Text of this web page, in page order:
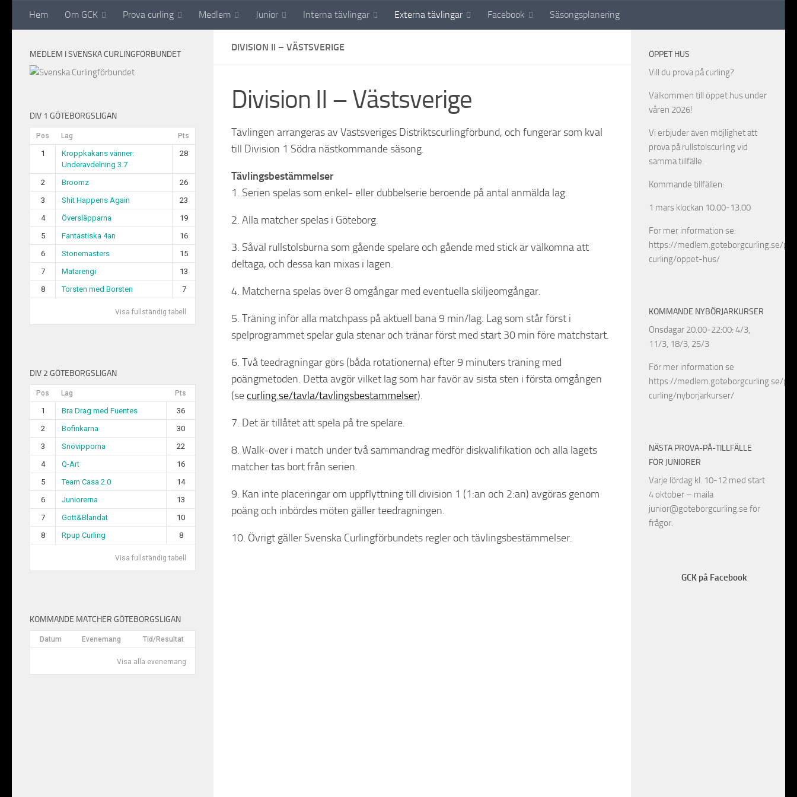
Hoppa till innehåll
Hem Om GCK Prova curling Medlem Junior Interna tävlingar Externa tävlingar Facebook Säsongsplanering
DIVISION II – VÄSTSVERIGE
Division II – Västsverige
Tävlingen arrangeras av Västsveriges Distriktscurlingförbund, och fungerar som kval
till Division 1 Södra nästkommande säsong.
Tävlingsbestämmelser
1. Serien spelas som enkel- eller dubbelserie beroende på antal anmälda lag.
2. Alla matcher spelas i Göteborg.
3. Såväl rullstolsburna som gående spelare och gående med stick är välkomna att
deltaga, och dessa kan mixas i lagen.
4. Matcherna spelas över 8 omgångar med eventuella skiljeomgångar.
5. Träning inför alla matchpass på aktuell bana 9 min/lag. Lag som står först i
spelprogrammet spelar gula stenar och tränar först med start 30 min före matchstart.
6. Två teedragningar görs (båda rotationerna) efter 9 minuters träning med
poängmetoden. Detta avgör vilket lag som har favör av sista sten i första omgången
(se curling.se/tavla/tavlingsbestammelser).
7. Det är tillåtet att spela på tre spelare.
8. Walk-over i match under två sammandrag medför diskvalifikation och alla lagets
matcher tas bort från serien.
9. Kan inte placeringar om uppflyttning till division 1 (1:an och 2:an) avgöras genom
poäng och inbördes möten gäller teedragningen.
10. Övrigt gäller Svenska Curlingförbundets regler och tävlingsbestämmelser.
MEDLEM I SVENSKA CURLINGFÖRBUNDET
DIV 1 GÖTEBORGSLIGAN
Pos Lag Pts
1
Kroppkakans vänner:
Underavdelning 3.7
28
2 Broomz
26
3
Shit Happens Again
23
4
Översläpparna
19
5
Fantastiska 4an
16
6
Stonemasters
15
7
Matarengi
13
8
Torsten med Borsten 7
Visa fullständig tabell
DIV 2 GÖTEBORGSLIGAN
Pos Lag Pts
1 Bra Drag med Fuentes
36
2
Bofinkarna
30
3
Snövipporna
22
4
Q-Art
16
5
Team Casa 2.0
14
6
Juniorerna
13
7
Gott&Blandat
10
8
Rpup Curling 8
Visa fullständig tabell
KOMMANDE MATCHER GÖTEBORGSLIGAN
Datum Evenemang Tid/Resultat
Visa alla evenemang
ÖPPET HUS
Vill du prova på curling?
Välkommen till öppet hus under
våren 2026!
Vi erbjuder även möjlighet att
prova på rullstolscurling vid
samma tillfälle.
Kommande tillfällen:
1 mars klockan 10.00-13.00
För mer information se:
https://medlem.goteborgcurling.se/
curling/oppet-hus/
KOMMANDE NYBÖRJARKURSER
Onsdagar 20.00-22:00: 4/3,
11/3, 18/3, 25/3
För mer information se
https://medlem.goteborgcurling.se/
curling/nyborjarkurser/
NÄSTA PROVA-PÅ-TILLFÄLLE
FÖR JUNIORER
Varje lördag kl. 10-12 med start
4 oktober – maila
junior@goteborgcurling.se för
frågor.
GCK på Facebook